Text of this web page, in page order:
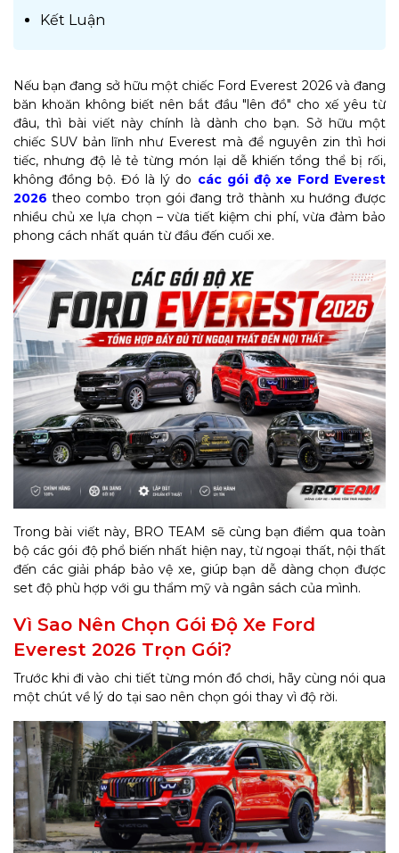
Kết Luận
Nếu bạn đang sở hữu một chiếc Ford Everest 2026 và đang
băn khoăn không biết nên bắt đầu "lên đồ" cho xế yêu từ
đâu, thì bài viết này chính là dành cho bạn. Sở hữu một
chiếc SUV bản lĩnh như Everest mà để nguyên zin thì hơi
tiếc, nhưng độ lẻ tẻ từng món lại dễ khiến tổng thể bị rối,
không đồng bộ. Đó là lý do các gói độ xe Ford Everest
2026 theo combo trọn gói đang trở thành xu hướng được
nhiều chủ xe lựa chọn – vừa tiết kiệm chi phí, vừa đảm bảo
phong cách nhất quán từ đầu đến cuối xe.
Trong bài viết này, BRO TEAM sẽ cùng bạn điểm qua toàn
bộ các gói độ phổ biến nhất hiện nay, từ ngoại thất, nội thất
đến các giải pháp bảo vệ xe, giúp bạn dễ dàng chọn được
set độ phù hợp với gu thẩm mỹ và ngân sách của mình.
Vì Sao Nên Chọn Gói Độ Xe Ford
Everest 2026 Trọn Gói?
Trước khi đi vào chi tiết từng món đồ chơi, hãy cùng nói qua
một chút về lý do tại sao nên chọn gói thay vì độ rời.